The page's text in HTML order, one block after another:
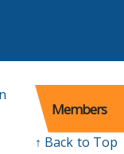
Members
↑ Back to Top